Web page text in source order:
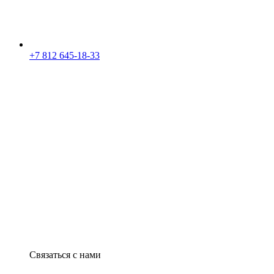
+7 812 645-18-33
Связаться с нами